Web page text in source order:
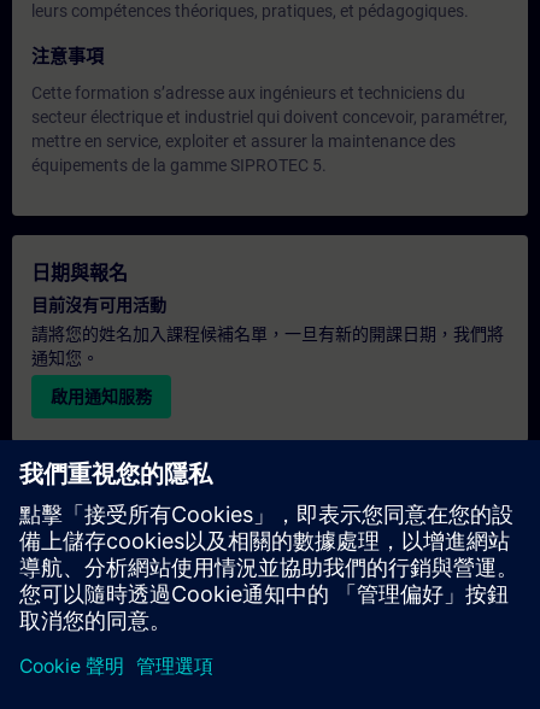
leurs compétences théoriques, pratiques, et pédagogiques.
注意事項
Cette formation s’adresse aux ingénieurs et techniciens du
secteur électrique et industriel qui doivent concevoir, paramétrer,
mettre en service, exploiter et assurer la maintenance des
équipements de la gamme SIPROTEC 5.
日期與報名
目前沒有可用活動
請將您的姓名加入課程候補名單，一旦有新的開課日期，我們將
通知您。
啟用通知服務
個人化報價
若您需要此培訓課程的標準報價單（例如供採購部門使用），請
點擊下方連結。您需先提供一些個人資料，之後我們將透過電子
郵件寄送報價單給您。
提供報價